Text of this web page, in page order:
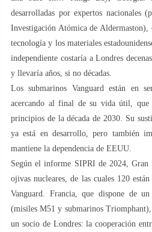
desarrolladas por expertos nacionales
Investigación Atómica de Aldermaston),
tecnología y los materiales
independiente costaría a Londres
y llevaría años, si no décadas.
Los submarinos Vanguard están en
acercando al final de su vida útil, que
principios de la década de 2030. Su
ya está en desarrollo, pero también
mantiene la dependencia de EEUU.
Según el informe SIPRI de 2024, Gran
ojivas nucleares, de las cuales 120
Vanguard. Francia, que dispone de un
(misiles M51 y submarinos
un socio de Londres: la cooperación